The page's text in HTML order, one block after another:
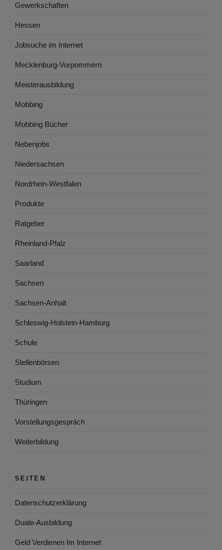
Gewerkschaften
Hessen
Jobsuche im Internet
Mecklenburg-Vorpommern
Meisterausbildung
Mobbing
Mobbing Bücher
Nebenjobs
Niedersachsen
Nordrhein-Westfalen
Produkte
Ratgeber
Rheinland-Pfalz
Saarland
Sachsen
Sachsen-Anhalt
Schleswig-Holstein-Hamburg
Schule
Stellenbörsen
Studium
Thüringen
Vorstellungsgespräch
Weiterbildung
SEITEN
Datenschutzerklärung
Duale-Ausbildung
Geld Verdienen Im Internet